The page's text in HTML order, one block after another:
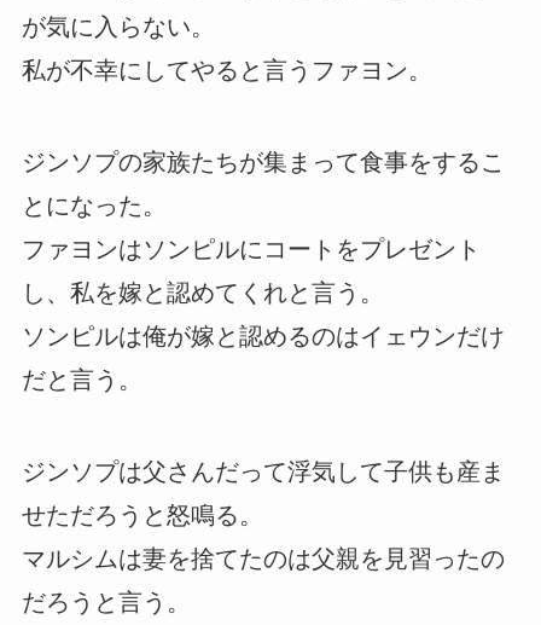
が気に入らない。
私が不幸にしてやると言うファヨン。
ジンソプの家族たちが集まって食事をするこ
とになった。
ファヨンはソンピルにコートをプレゼント
し、私を嫁と認めてくれと言う。
ソンピルは俺が嫁と認めるのはイェウンだけ
だと言う。
ジンソプは父さんだって浮気して子供も産ま
せただろうと怒鳴る。
マルシムは妻を捨てたのは父親を見習ったの
だろうと言う。